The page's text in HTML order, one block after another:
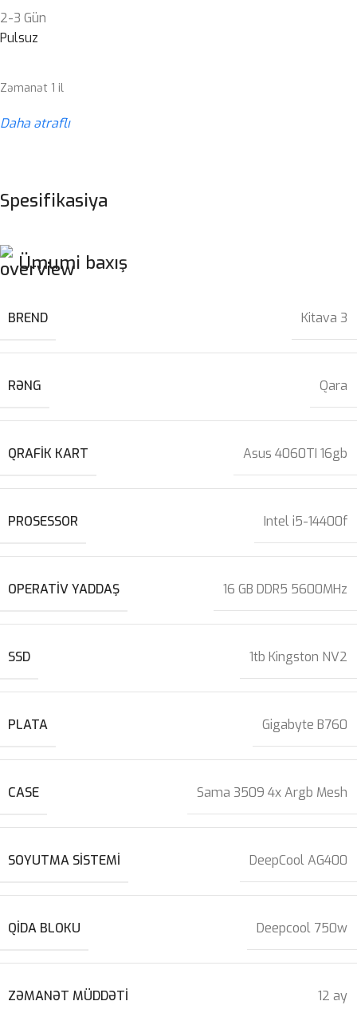
2-3 Gün
Pulsuz
Zəmanət 1 il
Daha ətraflı
Spesifikasiya
Ümumi baxış
BREND Kitava 3
RƏNG Qara
QRAFIK KART Asus 4060TI 16gb
PROSESSOR Intel i5-14400f
OPERATIV YADDAŞ 16 GB DDR5 5600MHz
SSD 1tb Kingston NV2
PLATA Gigabyte B760
CASE Sama 3509 4x Argb Mesh
SOYUTMA SISTEMI DeepCool AG400
QIDA BLOKU Deepcool 750w
ZƏMANƏT MÜDDƏTI 12 ay